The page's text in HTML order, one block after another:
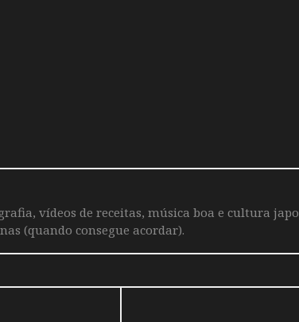
vídeos de receitas, música boa e cultura
(quando consegue acordar).